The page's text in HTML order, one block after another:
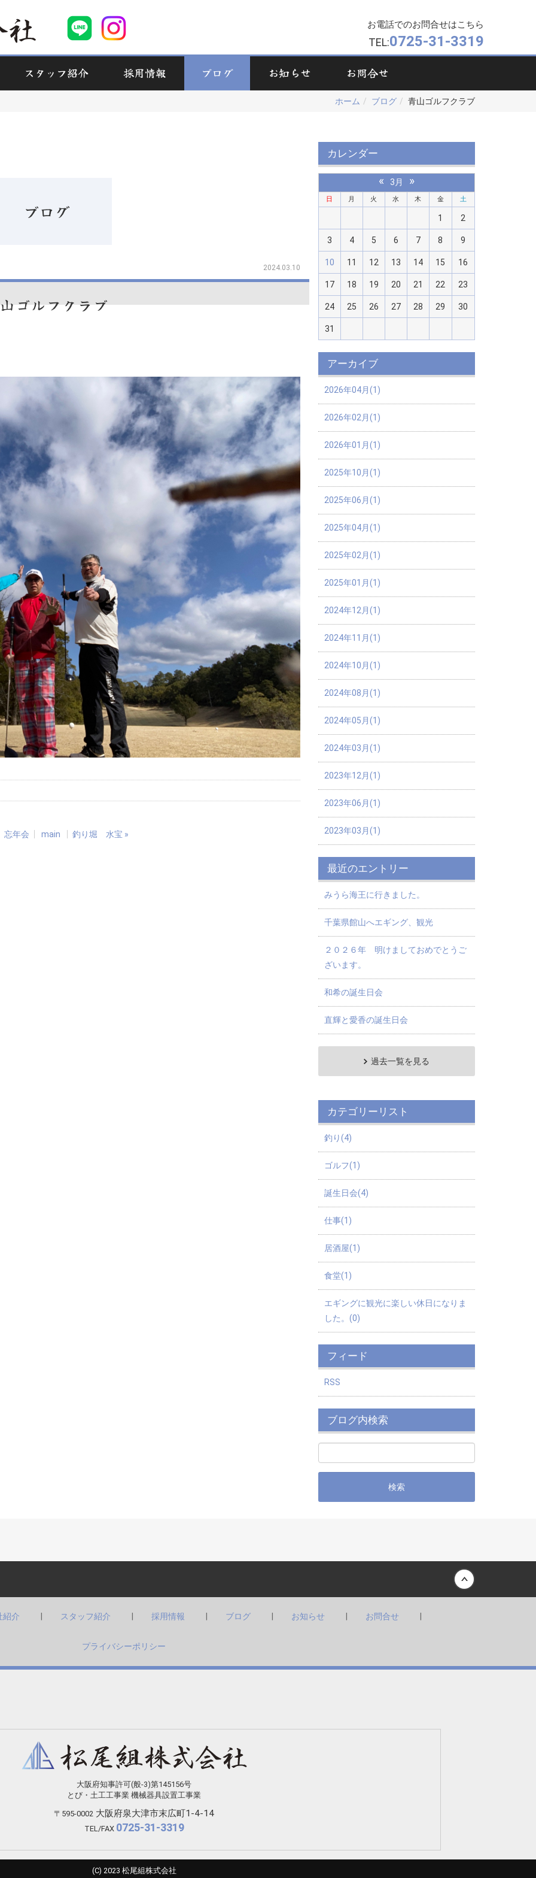
お電話でのお問合せはこちら
TEL:0725-31-3319
スタッフ紹介 採用情報 ブログ お知らせ お問合せ
ホーム ブログ 青山ゴルフクラブ
ブログ
2024.03.10
ゴルフクラブ
年会 main 釣り堀 水宝 »
カレンダー
« 3月 »
日 月 火 水 木 金 土
1 2
3 4 5 6 7 8 9
10 11 12 13 14 15 16
17 18 19 20 21 22 23
24 25 26 27 28 29 30
31
アーカイブ
2026年04月(1)
2026年02月(1)
2026年01月(1)
2025年10月(1)
2025年06月(1)
2025年04月(1)
2025年02月(1)
2025年01月(1)
2024年12月(1)
2024年11月(1)
2024年10月(1)
2024年08月(1)
2024年05月(1)
2024年03月(1)
2023年12月(1)
2023年06月(1)
2023年03月(1)
最近のエントリー
みうら海王に行きました。
千葉県館山へエギング、観光
２０２６年 明けましておめでとうご
ざいます。
和希の誕生日会
直輝と愛香の誕生日会
過去一覧を見る
カテゴリーリスト
釣り(4)
ゴルフ(1)
誕生日会(4)
仕事(1)
居酒屋(1)
食堂(1)
エギングに観光に楽しい休日になりま
した。(0)
フィード
RSS
ブログ内検索
紹介 スタッフ紹介 採用情報 ブログ お知らせ お問合せ
プライバシーポリシー
大阪府知事許可(般-3)第145156号
とび・土工工事業 機械器具設置工事業
〒595-0002 大阪府泉大津市末広町1-4-14
TEL/FAX 0725-31-3319
(C) 2023 松尾組株式会社